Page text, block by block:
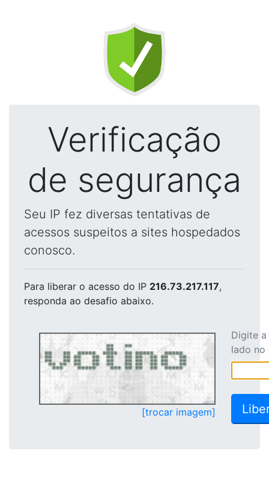
Verificação
de segurança
Seu IP fez diversas tentativas de
acessos suspeitos a sites hospedados
conosco.
Para liberar o acesso do IP 216.73.217.117,
responda ao desafio abaixo.
[trocar imagem]
Digite
lado no